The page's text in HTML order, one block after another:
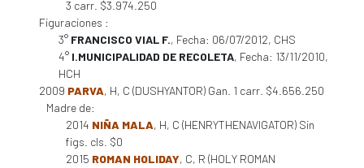
3 carr. $3.974.250
Figuraciones :
3° FRANCISCO VIAL F., Fecha: 06/07/2012, CHS
4° I.MUNICIPALIDAD DE RECOLETA, Fecha: 13/11/2010,
HCH
2009 PARVA, H, C (DUSHYANTOR) Gan. 1 carr. $4.656.250
Madre de:
2014 NIÑA MALA, H, C (HENRYTHENAVIGATOR) Sin
figs. cls. $0
2015 ROMAN HOLIDAY, C, R (HOLY ROMAN